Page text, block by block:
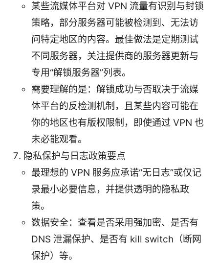
某些流媒体平台对 VPN 流量有识别与封锁
策略，部分服务器可能被检测到、无法访
问特定地区的内容。最佳做法是定期测试
不同服务器，关注提供商的服务器更新与
专用“解锁服务器”列表。
需要理解的是：解锁成功与否取决于流媒
体平台的反检测机制，且某些内容可能在
你的地区也有版权限制，即使通过 VPN 也
未必能观看。
隐私保护与日志政策要点
最理想的 VPN 服务应承诺“无日志”或仅记
录最小必要信息，并提供透明的隐私政
策。
数据安全：查看是否采用强加密、是否有
DNS 泄漏保护、是否有 kill switch（断网
保护）等。